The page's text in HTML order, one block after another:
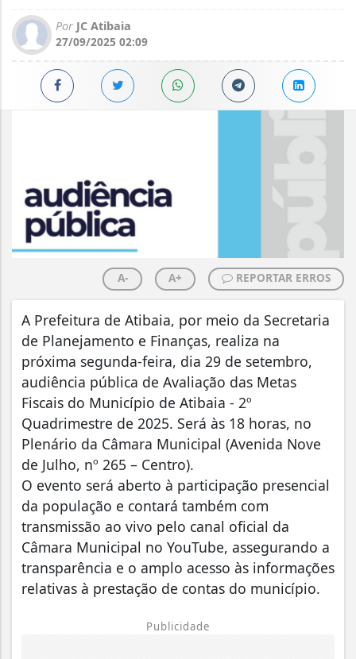
Por JC Atibaia
27/09/2025 02:09
A- A+ REPORTAR ERROS
A Prefeitura de Atibaia, por meio da Secretaria
de Planejamento e Finanças, realiza na
próxima segunda-feira, dia 29 de setembro,
audiência pública de Avaliação das Metas
Fiscais do Município de Atibaia - 2º
Quadrimestre de 2025. Será às 18 horas, no
Plenário da Câmara Municipal (Avenida Nove
de Julho, nº 265 – Centro).
O evento será aberto à participação presencial
da população e contará também com
transmissão ao vivo pelo canal oficial da
Câmara Municipal no YouTube, assegurando a
transparência e o amplo acesso às informações
relativas à prestação de contas do município.
Publicidade